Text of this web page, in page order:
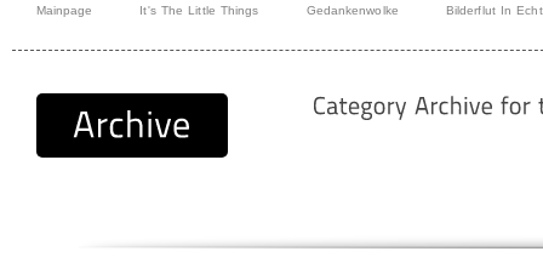
Mainpage It's The Little Things Gedankenwolke Bilderflut In